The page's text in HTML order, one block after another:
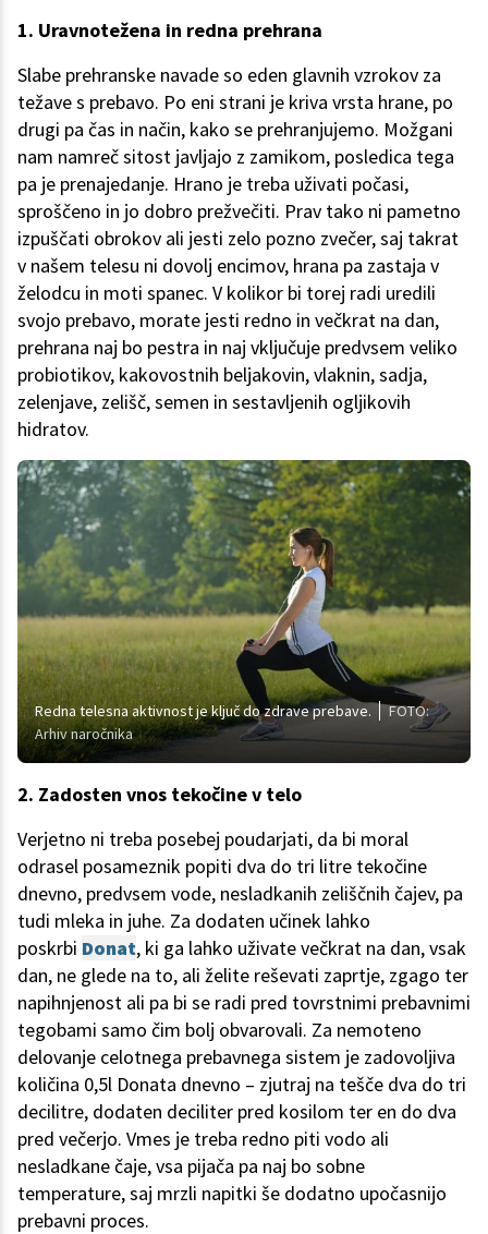
1. Uravnotežena in redna prehrana
Slabe prehranske navade so eden glavnih vzrokov za
težave s prebavo. Po eni strani je kriva vrsta hrane, po
drugi pa čas in način, kako se prehranjujemo. Možgani
nam namreč sitost javljajo z zamikom, posledica tega
pa je prenajedanje. Hrano je treba uživati počasi,
sproščeno in jo dobro prežvečiti. Prav tako ni pametno
izpuščati obrokov ali jesti zelo pozno zvečer, saj takrat
v našem telesu ni dovolj encimov, hrana pa zastaja v
želodcu in moti spanec. V kolikor bi torej radi uredili
svojo prebavo, morate jesti redno in večkrat na dan,
prehrana naj bo pestra in naj vključuje predvsem veliko
probiotikov, kakovostnih beljakovin, vlaknin, sadja,
zelenjave, zelišč, semen in sestavljenih ogljikovih
hidratov.
Redna telesna aktivnost je ključ do zdrave prebave.
FOTO:
Arhiv naročnika
2. Zadosten vnos tekočine v telo
Verjetno ni treba posebej poudarjati, da bi moral
odrasel posameznik popiti dva do tri litre tekočine
dnevno, predvsem vode, nesladkanih zeliščnih čajev, pa
tudi mleka in juhe. Za dodaten učinek lahko
poskrbi Donat, ki ga lahko uživate večkrat na dan, vsak
dan, ne glede na to, ali želite reševati zaprtje, zgago ter
napihnjenost ali pa bi se radi pred tovrstnimi prebavnimi
tegobami samo čim bolj obvarovali. Za nemoteno
delovanje celotnega prebavnega sistem je zadovoljiva
količina 0,5l Donata dnevno – zjutraj na tešče dva do tri
decilitre, dodaten deciliter pred kosilom ter en do dva
pred večerjo. Vmes je treba redno piti vodo ali
nesladkane čaje, vsa pijača pa naj bo sobne
temperature, saj mrzli napitki še dodatno upočasnijo
prebavni proces.